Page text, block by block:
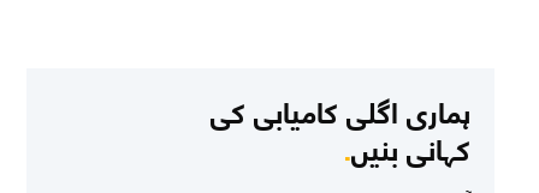
ہماری اگلی کامیابی کی
کہانی بنیں.